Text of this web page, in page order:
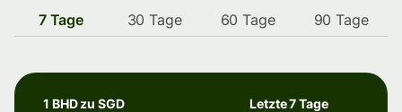
7 Tage 30 Tage 60 Tage 90 Tage
1 BHD zu SGD Letzte 7 Tage